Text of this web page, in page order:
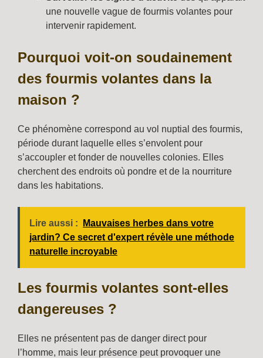
une nouvelle vague de fourmis volantes pour
intervenir rapidement.
Pourquoi voit-on soudainement
des fourmis volantes dans la
maison ?
Ce phénomène correspond au vol nuptial des fourmis,
période durant laquelle elles s’envolent pour
s’accoupler et fonder de nouvelles colonies. Elles
cherchent des endroits où pondre et de la nourriture
dans les habitations.
Lire aussi :
Mauvaises herbes dans votre
jardin? Ce secret d'expert révèle une méthode
naturelle incroyable
Les fourmis volantes sont-elles
dangereuses ?
Elles ne présentent pas de danger direct pour
l’homme, mais leur présence peut provoquer une